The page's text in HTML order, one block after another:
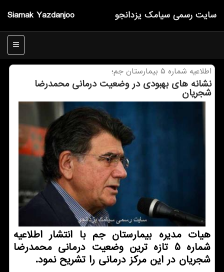
Siamak Yazdanjoo سایت رسمی سیامك یزدانجو
منو
اطلاعیه شماره ۵ بیمارستان جم؛
نشانه های بهبودی در وضعیت درمانی محمدرضا
شجریان
هیات مدیره بیمارستان جم با انتشار اطلاعیه
شماره 5 تازه ترین وضعیت درمانی محمدرضا
شجریان در این مركز درمانی را تشریح نمود.